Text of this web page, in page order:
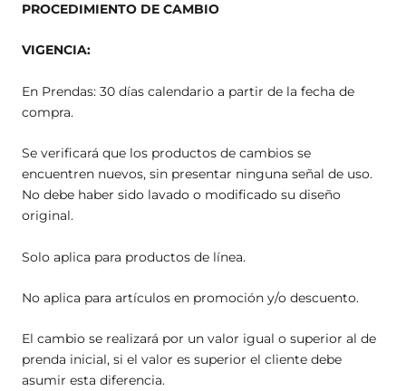
PROCEDIMIENTO DE CAMBIO
VIGENCIA:
En Prendas: 30 días calendario a partir de la fecha de
compra.
Se verificará que los productos de cambios se
encuentren nuevos, sin presentar ninguna señal de uso.
No debe haber sido lavado o modificado su diseño
original.
Solo aplica para productos de línea.
No aplica para artículos en promoción y/o descuento.
El cambio se realizará por un valor igual o superior al de
prenda inicial, si el valor es superior el cliente debe
asumir esta diferencia.